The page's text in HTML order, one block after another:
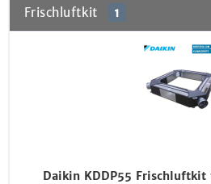
Frischluftkit 1
Daikin KDDP55 Frischluftkit